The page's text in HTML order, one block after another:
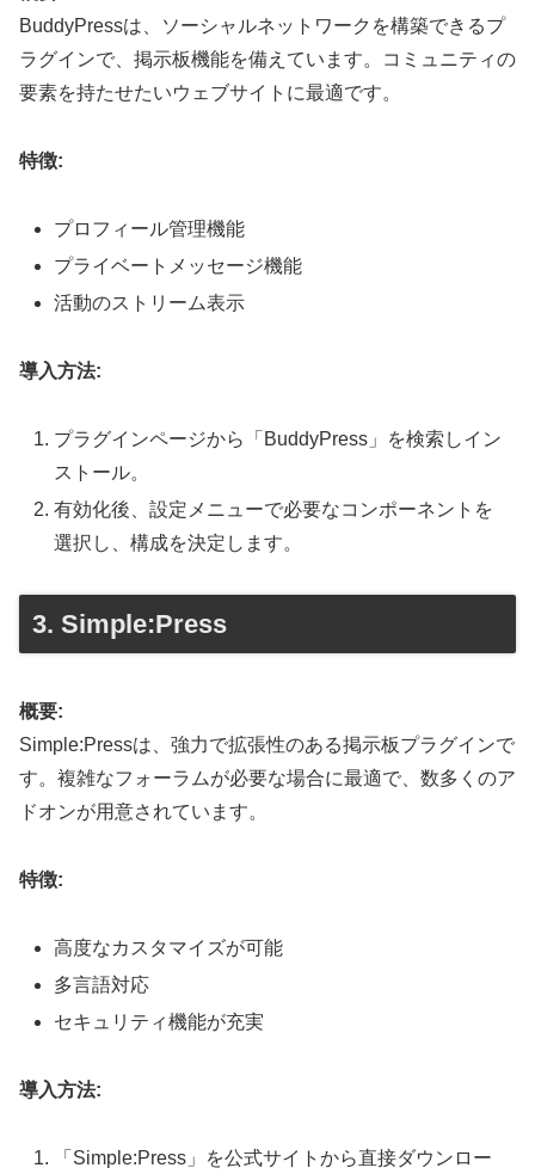
BuddyPressは、ソーシャルネットワークを構築できるプ
ラグインで、掲示板機能を備えています。コミュニティの
要素を持たせたいウェブサイトに最適です。
特徴:
プロフィール管理機能
プライベートメッセージ機能
活動のストリーム表示
導入方法:
プラグインページから「BuddyPress」を検索しイン
ストール。
有効化後、設定メニューで必要なコンポーネントを
選択し、構成を決定します。
3. Simple:Press
概要:
Simple:Pressは、強力で拡張性のある掲示板プラグインで
す。複雑なフォーラムが必要な場合に最適で、数多くのア
ドオンが用意されています。
特徴:
高度なカスタマイズが可能
多言語対応
セキュリティ機能が充実
導入方法:
「Simple:Press」を公式サイトから直接ダウンロー